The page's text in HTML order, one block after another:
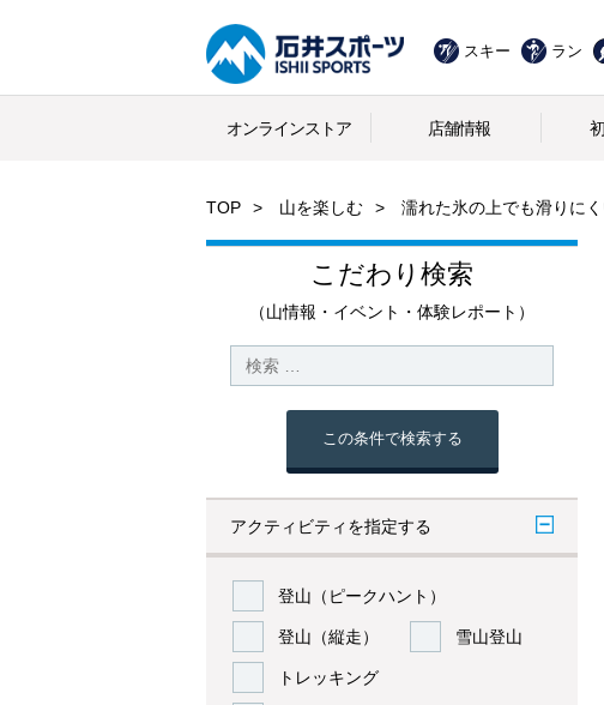
スキー ラン
オンラインストア 店舗情報
TOP 山を楽しむ 濡れた氷の上でも滑りに
こだわり検索
（山情報・イベント・体験レポート）
この条件で検索する
アクティビティを指定する
登山（ピークハント）
登山（縦走） 雪山登山
トレッキング